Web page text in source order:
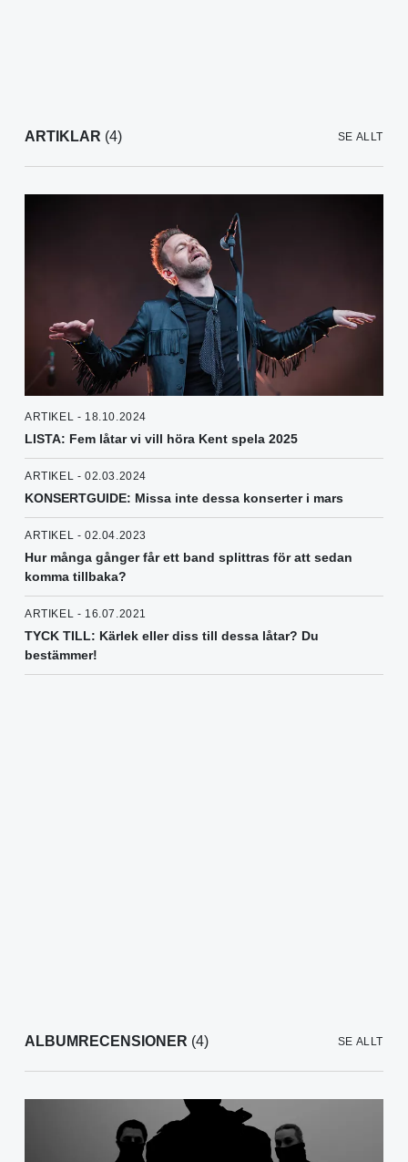
ARTIKLAR (4) SE ALLT
ARTIKEL - 18.10.2024
LISTA: Fem låtar vi vill höra Kent spela 2025
ARTIKEL - 02.03.2024
KONSERTGUIDE: Missa inte dessa konserter i mars
ARTIKEL - 02.04.2023
Hur många gånger får ett band splittras för att sedan
komma tillbaka?
ARTIKEL - 16.07.2021
TYCK TILL: Kärlek eller diss till dessa låtar? Du
bestämmer!
ALBUMRECENSIONER (4) SE ALLT